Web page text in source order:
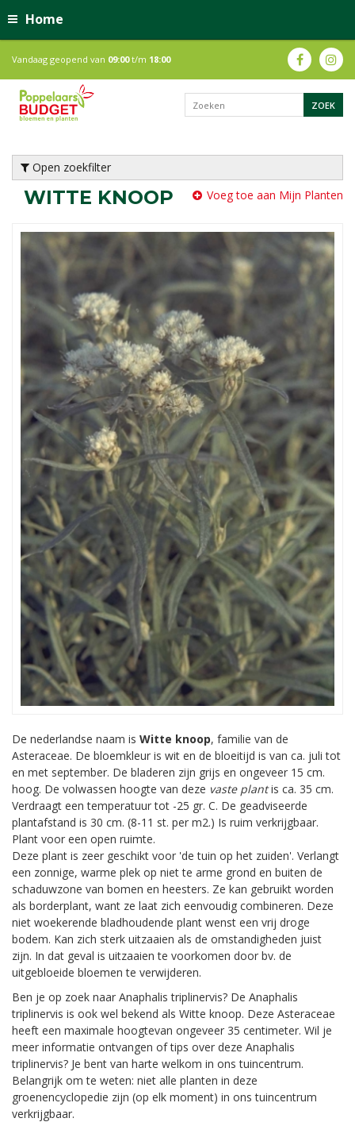
Home
Vandaag geopend van 09:00t/m 18:00
Open zoekfilter
WITTE KNOOP Voeg toe aan Mijn Planten
De nederlandse naam is Witte knoop, familie van de
Asteraceae. De bloemkleur is wit en de bloeitijd is van ca. juli tot
en met september. De bladeren zijn grijs en ongeveer 15 cm.
hoog. De volwassen hoogte van deze vaste plantis ca. 35 cm.
Verdraagt een temperatuur tot -25 gr. C. De geadviseerde
plantafstand is 30 cm. (8-11 st. per m2.) Is ruim verkrijgbaar.
Plant voor een open ruimte.
Deze plant is zeer geschikt voor 'de tuin op het zuiden'. Verlangt
een zonnige, warme plek op niet te arme grond en buiten de
schaduwzone van bomen en heesters. Ze kan gebruikt worden
als borderplant, want ze laat zich eenvoudig combineren. Deze
niet woekerende bladhoudende plant wenst een vrij droge
bodem. Kan zich sterk uitzaaien als de omstandigheden juist
zijn. In dat geval is uitzaaien te voorkomen door bv. de
uitgebloeide bloemen te verwijderen.
Ben je op zoek naar Anaphalis triplinervis? De Anaphalis
triplinervis is ook wel bekend als Witte knoop. Deze Asteraceae
heeft een maximale hoogtevan ongeveer 35 centimeter. Wil je
meer informatie ontvangen of tips over deze Anaphalis
triplinervis? Je bent van harte welkom in ons tuincentrum.
Belangrijk om te weten: niet alle planten in deze
groenencyclopedie zijn (op elk moment) in ons tuincentrum
verkrijgbaar.